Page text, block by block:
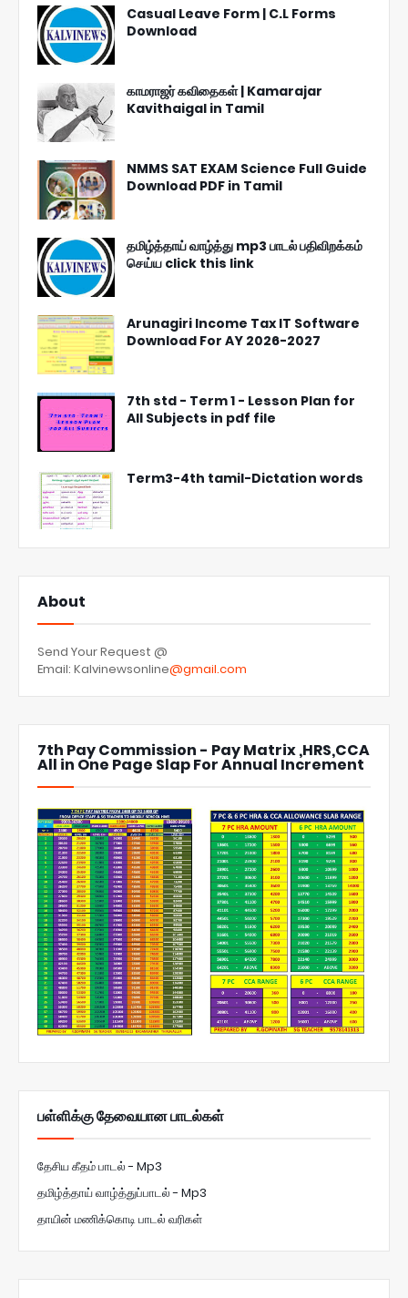
Casual Leave Form | C.L Forms
Download
காமராஜர் கவிதைகள் | Kamarajar
Kavithaigal in Tamil
NMMS SAT EXAM Science Full Guide
Download PDF in Tamil
தமிழ்த்தாய் வாழ்த்து mp3 பாடல் பதிவிறக்கம்
செய்ய click this link
Arunagiri Income Tax IT Software
Download For AY 2026-2027
7th std - Term 1 - Lesson Plan for
All Subjects in pdf file
Term3-4th tamil-Dictation words
About
Send Your Request @
Email: Kalvinewsonline@gmail.com
7th Pay Commission - Pay Matrix ,HRS,CCA
All in One Page Slap For Annual Increment
பள்ளிக்கு தேவையான பாடல்கள்
தேசிய கீதம் பாடல் - Mp3
தமிழ்த்தாய் வாழ்த்துப்பாடல் - Mp3
தாயின் மணிக்கொடி பாடல் வரிகள்